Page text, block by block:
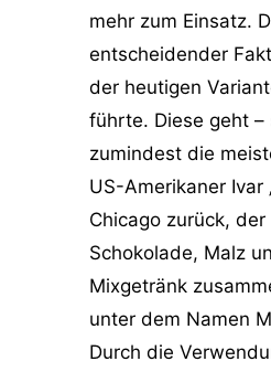
mehr zum Einsatz.
entscheidender
der heutigen
führte. Diese geht –
zumindest die
US-Amerikaner Ivar
Chicago zurück, der
Schokolade, Malz
Mixgetränk
unter dem Namen
Durch die